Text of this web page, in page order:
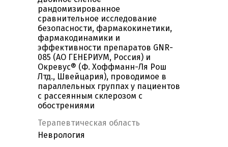
рандомизированное
сравнительное исследование
безопасности, фармакокинетики,
фармакодинамики и
эффективности препаратов GNR-
085 (АО ГЕНЕРИУМ, Россия) и
Окревус® (Ф. Хоффманн-Ля Рош
Лтд., Швейцария), проводимое в
параллельных группах у пациентов
с рассеянным склерозом c
обострениями
Терапевтическая область
Неврология